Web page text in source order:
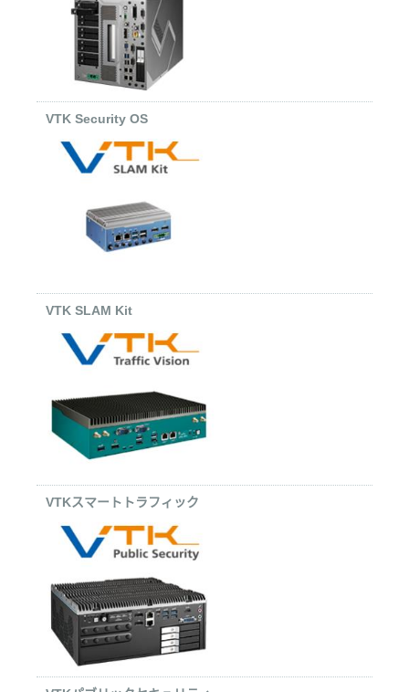
VTK Security OS
VTK SLAM Kit
VTKスマートトラフィック